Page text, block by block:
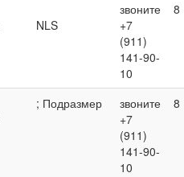
NLS
звоните
+7
(911)
141-90-
10
8
; Подразмер
звоните
+7
(911)
141-90-
10
8